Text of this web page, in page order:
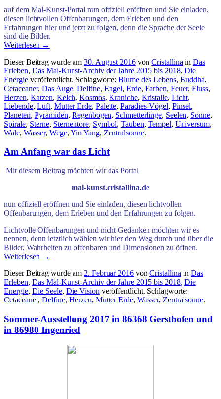
auf dem Mal-Kunst-Portal nun offiziell eröffnen und Sie einladen,
diesen lichtvollen Offenbarungen, dem Erleben und den
Erfahrungen hier und jetzt zu folgen, denn die Sprache der Seele
sind die Bilder.
Weiterlesen →
Dieser Beitrag wurde am 30. August 2016 von Cristallina in Das
Erleben, Das Mal-Kunst-Archiv der Jahre 2015 bis 2018, Die
Energie veröffentlicht. Schlagworte: Blume des Lebens, Buddha,
Cetaceaner, Das Auge, Delfine, Engel, Erde, Farben, Feuer, Fluss,
Herzen, Katzen, Kelch, Kosmos, Kraniche, Kristalle, Licht,
Liebende, Luft, Mutter Erde, Palette, Paradies-Vögel, Pinsel,
Planeten, Pyramiden, Regenbogen, Schmetterlinge, Seelen, Sonne,
Spirale, Sterne, Sternentore, Symbol, Tauben, Tempel, Universum,
Wale, Wasser, Wege, Yin Yang, Zentralsonne.
Am Anfang war das Licht
Mit diesem Beitrag möchten wirdas Portal
mal-kunst.cristallina.de
nun offiziell eröffnen und Sie einladen, diesen lichtvollen
Offenbarungen, dem Erleben und den Erfahrungen zu folgen.
Lichtvolle Offenbarungen und nicht Gedanken möchten wir es
nennen, denn letztlich wählen wir hier den Weg durch und über die
Bilder, Wahrheiten zu offenbaren und Dimensionen zu öffnen.
Weiterlesen →
Dieser Beitrag wurde am 2. Februar 2016 von Cristallina in Das
Erleben, Das Mal-Kunst-Archiv der Jahre 2015 bis 2018, Die
Energie, Die Seele, Die Vision veröffentlicht. Schlagworte:
Cetaceaner, Delfine, Herzen, Mutter Erde, Wasser, Zentralsonne.
Sommer-Ausstellung 2017 in 86368 Gersthofen und
in 86980 Ingenried